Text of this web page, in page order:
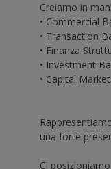
Creiamo in
• Commercial
• Transaction
• Finanza
• Investment
• Capital
una forte
Ci